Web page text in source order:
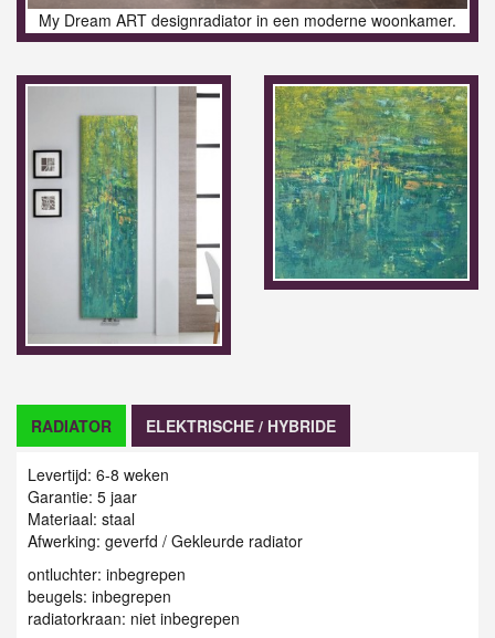
My Dream ART designradiator in een moderne woonkamer.
RADIATOR ELEKTRISCHE / HYBRIDE
Levertijd: 6-8 weken
Garantie: 5 jaar
Materiaal: staal
Afwerking: geverfd / Gekleurde radiator
ontluchter: inbegrepen
beugels: inbegrepen
radiatorkraan: niet inbegrepen